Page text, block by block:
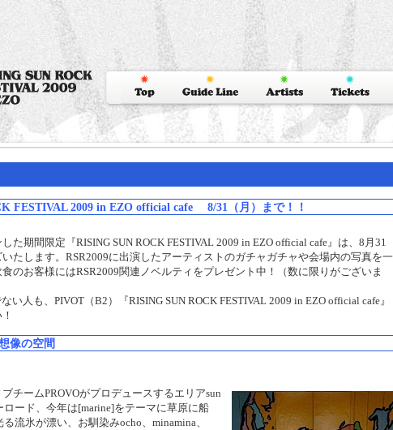
FESTIVAL 2009 in EZO official cafe 8/31（月）まで！！
た期間限定『RISING SUN ROCK FESTIVAL 2009 in EZO official cafe』は、8月31
たします。RSR2009に出演したアーティストのガチャガチャや会場内の写真を一
のお客様にはRSR2009関連ノベルティをプレゼント中！（数に限りがございま
い人も、PIVOT（B2）『RISING SUN ROCK FESTIVAL 2009 in EZO official cafe』
像の空間
チームPROVOがプロデュースするエリアsun
ロード、今年は[marine]をテーマに草原に船
流氷が漂い、お馴染みocho、minamina、